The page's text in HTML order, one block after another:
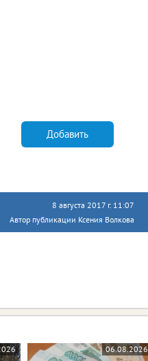
Добавить
8 августа 2017 г. 11:07
Автор публикации Ксения Волкова
06.08.2026